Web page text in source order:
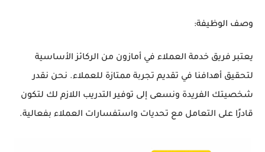
وصف الوظيفة:
يعتبر فريق خدمة العملاء في أمازون من الركائز الأساسية
لتحقيق أهدافنا في تقديم تجربة ممتازة للعملاء. نحن نقدر
شخصيتك الفريدة ونسعى إلى توفير التدريب اللازم لك لتكون
قادرًا على التعامل مع تحديات واستفسارات العملاء بفعالية.